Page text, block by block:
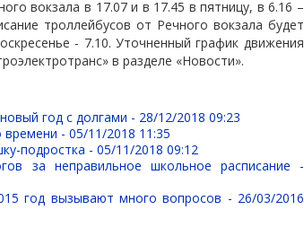
вокзала в 17.07 и в 17.45 в пятницу, в 6.16 –
троллейбусов от Речного вокзала будет
- 7.10. Уточненный график движения
в разделе «Новости».
год с долгами - 28/12/2018 09:23
времени -05/11/2018 11:35
подростка -05/11/2018 09:12
за неправильное школьное расписание -
год вызывают много вопросов - 26/03/2016